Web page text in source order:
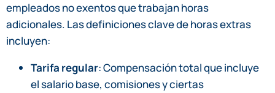
empleados no exentos que trabajan horas
adicionales. Las definiciones clave de horas extras
incluyen:
Tarifa regular: Compensación total que incluye
el salario base, comisiones y ciertas